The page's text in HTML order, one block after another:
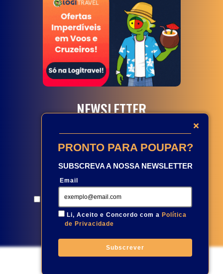
NEWSLETTER
Aceito e concordo com aPolítica de Privacidade
Subscreva
PRONTO PARA POUPAR?
SUBSCREVA A NOSSA NEWSLETTER
Email
Li, Aceito e Concordo com a Política
de Privacidade
Subscrever